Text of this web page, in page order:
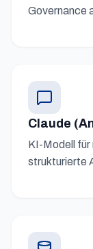
Governance
Claude
KI-Modell für
strukturierte